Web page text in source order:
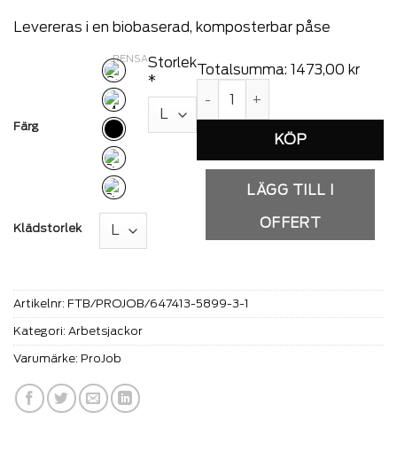
Levereras i en biobaserad, komposterbar påse
Storlek
*
Färg
Klädstorlek
RENSA
Totalsumma: 1473,00 kr
LÄGG TILL I
OFFERT
Artikelnr: FTB/PROJOB/647413-5899-3-1
Kategori: Arbetsjackor
Varumärke: ProJob